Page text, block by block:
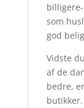
som
god
Vidste
af de
bedre,